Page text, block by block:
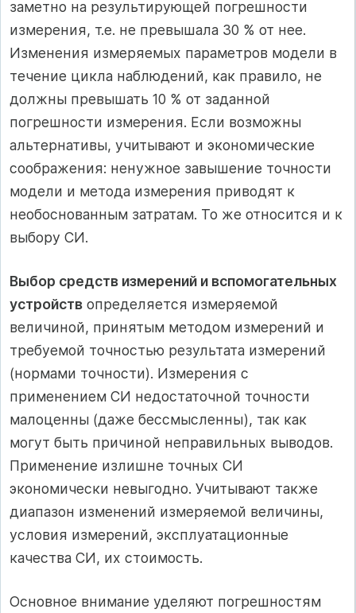
заметно на результирующей погрешности
измерения, т.е. не превышала 30 % от нее.
Изменения измеряемых параметров модели в
течение цикла наблюдений, как правило, не
должны превышать 10 % от заданной
погрешности измерения. Если возможны
альтернативы, учитывают и экономические
соображения: ненужное завышение точности
модели и метода измерения приводят к
необоснованным затратам. То же относится и к
выбору СИ.
Выбор средств измерений и вспомогательных
устройств определяется измеряемой
величиной, принятым методом измерений и
требуемой точностью результата измерений
(нормами точности). Измерения с
применением СИ недостаточной точности
малоценны (даже бессмысленны), так как
могут быть причиной неправильных выводов.
Применение излишне точных СИ
экономически невыгодно. Учитывают также
диапазон изменений измеряемой величины,
условия измерений, эксплуатационные
качества СИ, их стоимость.
Основное внимание уделяют погрешностям